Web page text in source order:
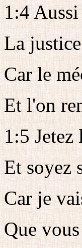
1:4
La
Car le
Et l'on
1:5
Et soyez
Car je
Que